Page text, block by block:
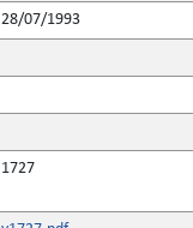
28/07/1993
1727